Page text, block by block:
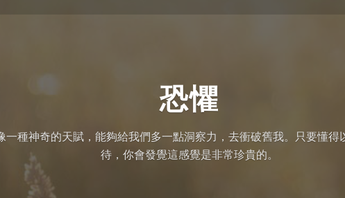
恐懼
一種神奇的天賦，能夠給我們多一點洞察力，去衝破舊我。只要懂得
待，你會發覺這感覺是非常珍貴的。